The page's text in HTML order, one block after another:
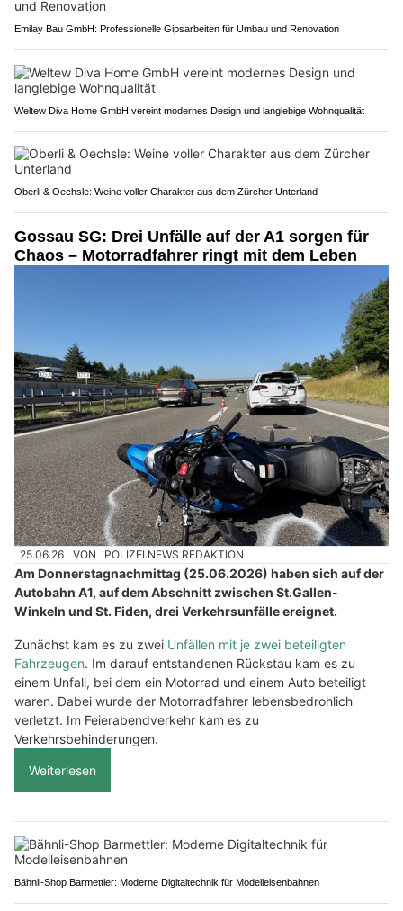
Emilay Bau GmbH: Professionelle Gipsarbeiten für Umbau und Renovation
Weltew Diva Home GmbH vereint modernes Design und langlebige Wohnqualität
Oberli & Oechsle: Weine voller Charakter aus dem Zürcher Unterland
Gossau SG: Drei Unfälle auf der A1 sorgen für
Chaos – Motorradfahrer ringt mit dem Leben
25.06.26 VON POLIZEI.NEWS REDAKTION
Am Donnerstagnachmittag (25.06.2026) haben sich auf der
Autobahn A1, auf dem Abschnitt zwischen St.Gallen-
Winkeln und St. Fiden, drei Verkehrsunfälle ereignet.
Zunächst kam es zu zwei Unfällen mit je zwei beteiligten
Fahrzeugen. Im darauf entstandenen Rückstau kam es zu
einem Unfall, bei dem ein Motorrad und einem Auto beteiligt
waren. Dabei wurde der Motorradfahrer lebensbedrohlich
verletzt. Im Feierabendverkehr kam es zu
Verkehrsbehinderungen.
Weiterlesen
Bähnli-Shop Barmettler: Moderne Digitaltechnik für Modelleisenbahnen